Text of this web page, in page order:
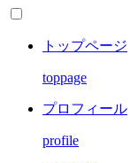
トップページ
toppage
プロフィール
profile